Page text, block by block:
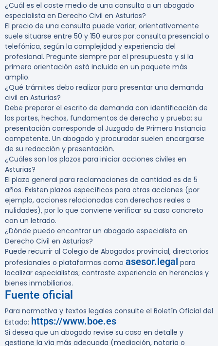
¿Cuál es el coste medio de una consulta a un abogado
especialista en Derecho Civil en Asturias?
El precio de una consulta puede variar; orientativamente
suele situarse entre 50 y 150 euros por consulta presencial o
telefónica, según la complejidad y experiencia del
profesional. Pregunte siempre por el presupuesto y si la
primera orientación está incluida en un paquete más
amplio.
¿Qué trámites debo realizar para presentar una demanda
civil en Asturias?
Debe preparar el escrito de demanda con identificación de
las partes, hechos, fundamentos de derecho y prueba; su
presentación corresponde al Juzgado de Primera Instancia
competente. Un abogado y procurador suelen encargarse
de su redacción y presentación.
¿Cuáles son los plazos para iniciar acciones civiles en
Asturias?
El plazo general para reclamaciones de cantidad es de 5
años. Existen plazos específicos para otras acciones (por
ejemplo, acciones relacionadas con derechos reales o
nulidades), por lo que conviene verificar su caso concreto
con un letrado.
¿Dónde puedo encontrar un abogado especialista en
Derecho Civil en Asturias?
Puede recurrir al Colegio de Abogados provincial, directorios
profesionales o plataformas como asesor.legal para
localizar especialistas; contraste experiencia en herencias y
bienes inmobiliarios.
Fuente oficial
Para normativa y textos legales consulte el Boletín Oficial del
Estado: https://www.boe.es
Si desea que un abogado revise su caso en detalle y
gestione la vía más adecuada (mediación, notaría o